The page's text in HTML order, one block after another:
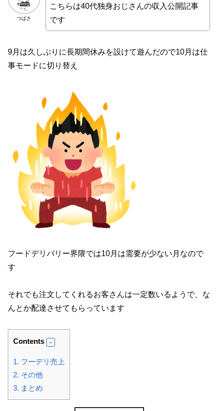
つばさ
こちらは40代独身おじさんの収入公開記事
です
9月は久しぶりに長期間休みを設けて遊んだので10月は仕
事モードに切り替え
フードデリバリー界隈では10月は需要が少ない月なので
す
それでも注文してくれるお客さんは一定数いるようで、な
んとか配達させてもらっています
Contents
1. フーデリ売上
2. その他
3. まとめ